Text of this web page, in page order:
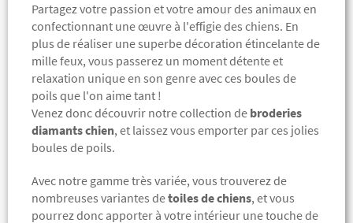
Partagez votre passion et votre amour des animaux en
confectionnant une œuvre à l'effigie des chiens. En
plus de réaliser une superbe décoration étincelante de
mille feux, vous passerez un moment détente et
relaxation unique en son genre avec ces boules de
poils que l'on aime tant !
Venez donc découvrir notre collection de broderies
diamants chien, et laissez vous emporter par ces jolies
boules de poils.
Avec notre gamme très variée, vous trouverez de
nombreuses variantes detoiles de chiens, et vous
pourrez donc apporter à votre intérieur une touche de